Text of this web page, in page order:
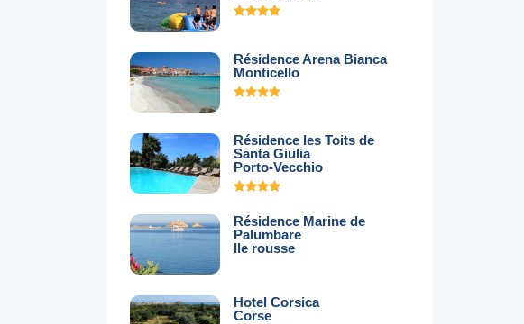
Résidence Arena Bianca
Monticello
Résidence les Toits de
Santa Giulia
Porto-Vecchio
Résidence Marine de
Palumbare
Ile rousse
Hotel Corsica
Corse